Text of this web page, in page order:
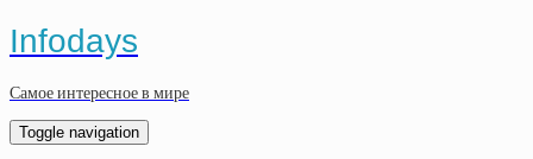
Infodays
Самое интересное в мире
Toggle navigation